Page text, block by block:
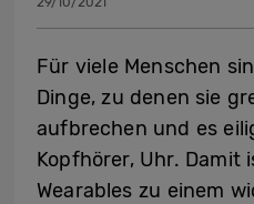
Für viele Menschen
Dinge, zu denen sie
aufbrechen und es
Kopfhörer, Uhr. Damit
Wearables zu einem